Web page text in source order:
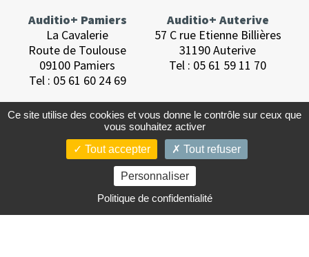
Auditio+ Pamiers
La Cavalerie
Route de Toulouse
09100 Pamiers
Tel : 05 61 60 24 69
Auditio+ Auterive
57 C rue Etienne Billières
31190 Auterive
Tel : 05 61 59 11 70
© 2026 Auditio+.Conception :studio K-station
Mentions légales. Politique des cookies.
Ce site utilise des cookies et vous donne le contrôle sur ceux que
vous souhaitez activer
Tout accepter
Tout refuser
Personnaliser
Politique de confidentialité